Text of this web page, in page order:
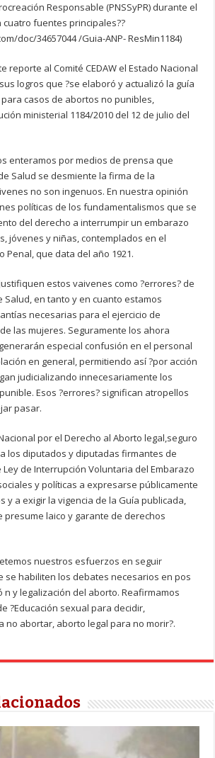
Responsable (PNSSyPR) durante el
cuatro fuentes principales??
doc/34657044 /Guia-ANP- ResMin1184)
reporte al Comité CEDAW el Estado Nacional
logros que ?se elaboró y actualizó la guía
casos de abortos no punibles,
ministerial 1184/2010 del 12 de julio del
enteramos por medios de prensa que
Salud se desmiente la firma de la
no son ingenuos. En nuestra opinión
políticas de los fundamentalismos que se
del derecho a interrumpir un embarazo
jóvenes y niñas, contemplados en el
Penal, que data del año 1921.
estos vaivenes como ?errores? de
Salud, en tanto y en cuanto estamos
necesarias para el ejercicio de
las mujeres. Seguramente los ahora
especial confusión en el personal
en general, permitiendo así ?por acción
judicializando innecesariamente los
Esos ?errores? significan atropellos
pasar.
por el Derecho al Aborto legal,seguro
los diputados y diputadas firmantes de
de Interrupción Voluntaria del Embarazo
y políticas a expresarse públicamente
y a exigir la vigencia de la Guía publicada,
presume laico y garante de derechos
nuestros esfuerzos en seguir
se habiliten los debates necesarios en pos
n y legalización del aborto. Reafirmamos
?Educación sexual para decidir,
no abortar, aborto legal para no morir?.